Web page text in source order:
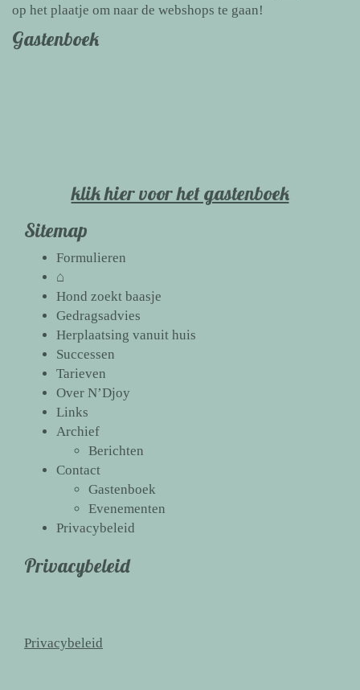
op het plaatje om naar de webshops te gaan!
Gastenboek
klik hier voor het gastenboek
Sitemap
Formulieren
⌂
Hond zoekt baasje
Gedragsadvies
Herplaatsing vanuit huis
Successen
Tarieven
Over N’Djoy
Links
Archief
Berichten
Contact
Gastenboek
Evenementen
Privacybeleid
Privacybeleid
Privacybeleid